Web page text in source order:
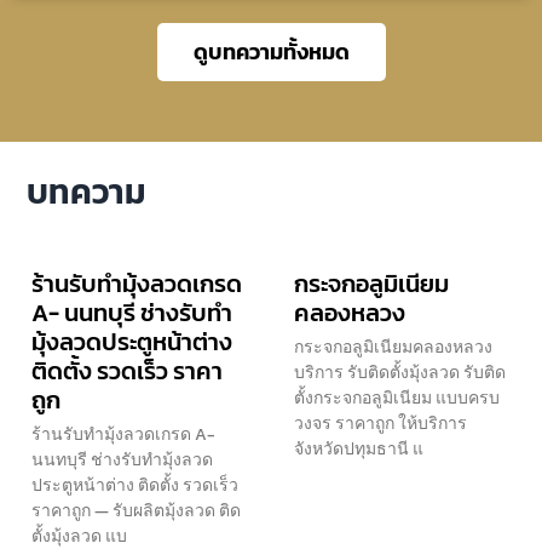
ดูบทความทั้งหมด
บทความ
ร้านรับทำมุ้งลวดเกรด
A- นนทบุรี ช่างรับทำ
มุ้งลวดประตูหน้าต่าง
ติดตั้ง รวดเร็ว ราคา
ถูก
ร้านรับทำมุ้งลวดเกรด A-
นนทบุรี ช่างรับทำมุ้งลวด
ประตูหน้าต่าง ติดตั้ง รวดเร็ว
ราคาถูก — รับผลิตมุ้งลวด ติด
ตั้งมุ้งลวด แบ
กระจกอลูมิเนียม
คลองหลวง
กระจกอลูมิเนียมคลองหลวง
บริการ รับติดตั้งมุ้งลวด รับติด
ตั้งกระจกอลูมิเนียม แบบครบ
วงจร ราคาถูก ให้บริการ
จังหวัดปทุมธานี แ